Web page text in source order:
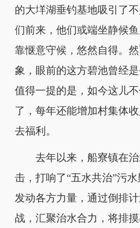
的大垟湖垂钓基地吸引了
们前来，他们或端坐静候
靠惬意守候，悠然自得。
象，眼前的这方碧池曾经
值得一提的是，如今这儿
了，每年还能增加村集体
去福利。
去年以来，船寮镇在治
击，打响了“五水共治”污
发动各方力量，通过倒排
战，汇聚治水合力，将排